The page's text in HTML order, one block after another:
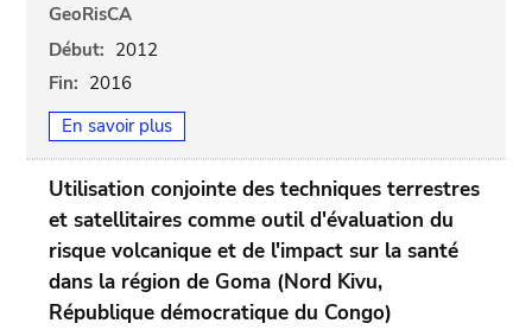
GeoRisCA
Début: 2012
Fin: 2016
En savoir plus
Utilisation conjointe des techniques terrestres
et satellitaires comme outil d'évaluation du
risque volcanique et de l'impact sur la santé
dans la région de Goma (Nord Kivu,
République démocratique du Congo)